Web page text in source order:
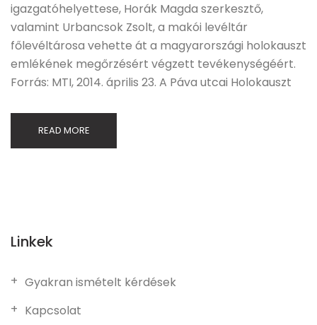
igazgatóhelyettese, Horák Magda szerkesztő,
valamint Urbancsok Zsolt, a makói levéltár
főlevéltárosa vehette át a magyarországi holokauszt
emlékének megőrzésért végzett tevékenységéért.
Forrás: MTI, 2014. április 23. A Páva utcai Holokauszt
READ MORE
Linkek
Gyakran ismételt kérdések
Kapcsolat